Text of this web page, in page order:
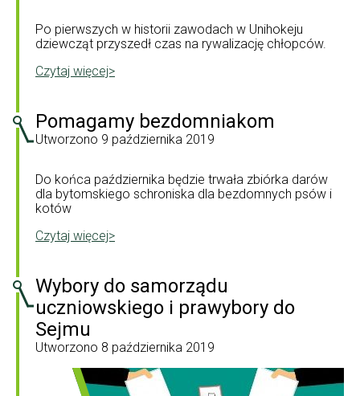
Po pierwszych w historii zawodach w Unihokeju
dziewcząt przyszedł czas na rywalizację chłopców.
Czytaj więcej>
Pomagamy bezdomniakom
Utworzono 9 października 2019
Do końca października będzie trwała zbiórka darów
dla bytomskiego schroniska dla bezdomnych psów i
kotów
Czytaj więcej>
Wybory do samorządu
uczniowskiego i prawybory do
Sejmu
Utworzono 8 października 2019